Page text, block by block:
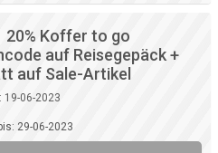
20% Koffer to go
auf Reisegepäck +
auf Sale-Artikel
19-06-2023
29-06-2023